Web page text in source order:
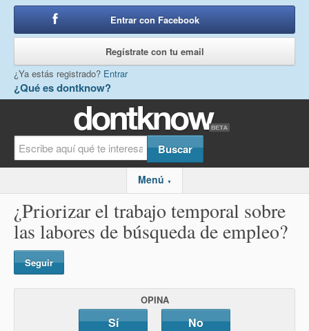
¿Qué es dontknow?
Entrar con Facebook
Regístrate con tu email
¿Ya estás registrado? Entrar
Menú ▼
¿Priorizar el trabajo temporal sobre
las labores de búsqueda de empleo?
Seguir
OPINA
Sí No